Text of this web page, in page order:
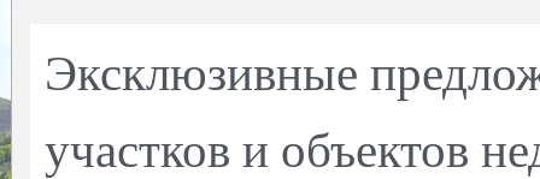
Эксклюзивные
участков и объектов